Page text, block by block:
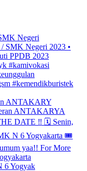
Negeri
ANTAKARY
6 Yogyak